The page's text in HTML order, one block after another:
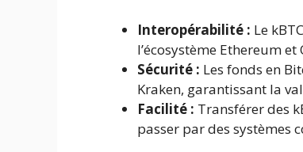
Interopérabilité : Le
l’écosystème Ethereum
Sécurité : Les fonds en
Kraken, garantissant la
Facilité : Transférer des
passer par des systèmes